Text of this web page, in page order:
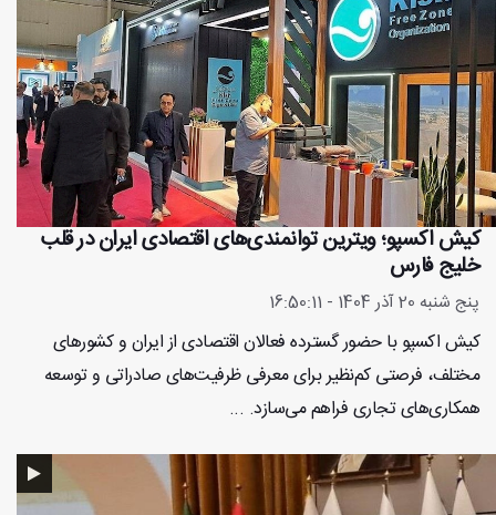
کیش اکسپو؛ ویترین توانمندی‌های اقتصادی ایران در قلب
خلیج فارس
پنج شنبه 20 آذر 1404 - 16:50:11
کیش اکسپو با حضور گسترده فعالان اقتصادی از ایران و کشورهای
مختلف، فرصتی کم‌نظیر برای معرفی ظرفیت‌های صادراتی و توسعه
همکاری‌های تجاری فراهم می‌سازد. ...